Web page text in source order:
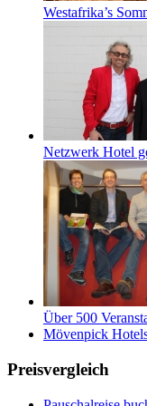
Westafrika’s
Netzwerk Hotel
Über 500
Mövenpick
Preisvergleich